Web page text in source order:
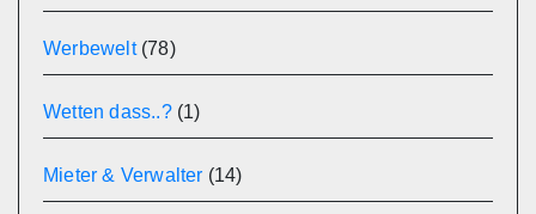
Werbewelt(78)
Wetten dass..?(1)
Mieter & Verwalter (14)